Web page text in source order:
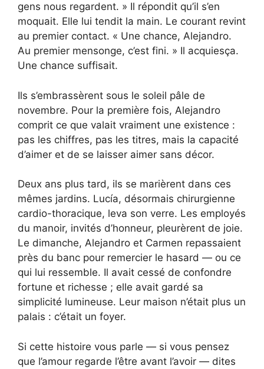
gens nous regardent. » Il répondit qu’il s’en
moquait. Elle lui tendit la main. Le courant revint
au premier contact. « Une chance, Alejandro.
Au premier mensonge, c’est fini. » Il acquiesça.
Une chance suffisait.
Ils s’embrassèrent sous le soleil pâle de
novembre. Pour la première fois, Alejandro
comprit ce que valait vraiment une existence :
pas les chiffres, pas les titres, mais la capacité
d’aimer et de se laisser aimer sans décor.
Deux ans plus tard, ils se marièrent dans ces
mêmes jardins. Lucía, désormais chirurgienne
cardio-thoracique, leva son verre. Les employés
du manoir, invités d’honneur, pleurèrent de joie.
Le dimanche, Alejandro et Carmen repassaient
près du banc pour remercier le hasard — ou ce
qui lui ressemble. Il avait cessé de confondre
fortune et richesse ; elle avait gardé sa
simplicité lumineuse. Leur maison n’était plus un
palais : c’était un foyer.
Si cette histoire vous parle — si vous pensez
que l’amour regarde l’être avant l’avoir — dites